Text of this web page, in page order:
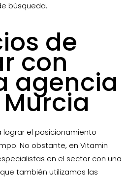
búsqueda.
de
con
agencia
Murcia
lograr el posicionamiento
No obstante, en Vitamin
en el sector con una
también utilizamos las